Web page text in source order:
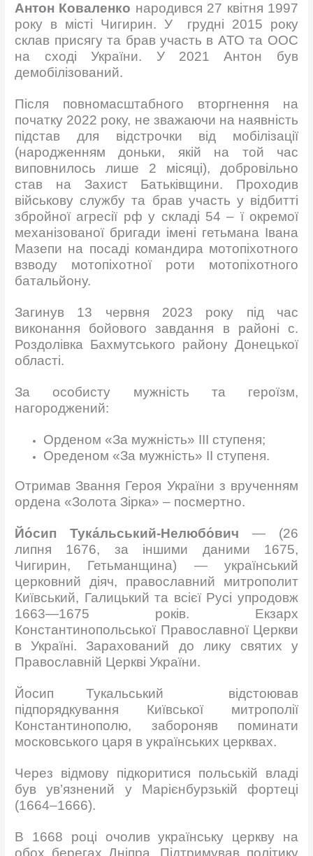
Антон Коваленко народився 27 квітня 1997
року в місті Чигирин. У грудні 2015 року
склав присягу та брав участь в АТО та ООС
на сході України. У 2021 Антон був
демобілізований.
Після повномасштабного вторгнення на
початку 2022 року, не зважаючи на наявність
підстав для відстрочки від мобілізації
(народженням доньки, якій на той час
виповнилось лише 2 місяці), добровільно
став на Захист Батьківщини. Проходив
військову службу та брав участь у відбитті
збройної агресії рф у складі 54 – ї окремої
механізованої бригади імені гетьмана Івана
Мазепи на посаді командира мотопіхотного
взводу мотопіхотної роти мотопіхотного
батальйону.
Загинув 13 червня 2023 року під час
виконання бойового завдання в районі с.
Роздолівка Бахмутського району Донецької
області.
За особисту мужність та героїзм,
нагороджений:
Орденом «За мужність» ІІІ ступеня;
Ореденом «За мужність» ІІ ступеня.
Отримав Звання Героя України з врученням
ордена «Золота Зірка» – посмертно.
Йо́сип Тука́льський-Нелюбо́вич — (26
липня 1676, за іншими даними 1675,
Чигирин, Гетьманщина) — український
церковний діяч, православний митрополит
Київський, Галицький та всієї Русі упродовж
1663—1675 років. Екзарх
Константинопольської Православної Церкви
в Україні. Зарахований до лику святих у
Православній Церкві України.
Йосип Тукальський відстоював
підпорядкування Київської митрополії
Константинополю, забороняв поминати
московського царя в українських церквах.
Через відмову підкоритися польській владі
був ув’язнений у Марієнбурзькій фортеці
(1664–1666).
В 1668 році очолив українську церкву на
обох берегах Дніпра. Підтримував політику